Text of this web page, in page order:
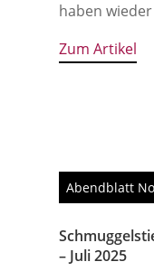
haben
Zum Artikel
Abendblatt
– Juli 2025